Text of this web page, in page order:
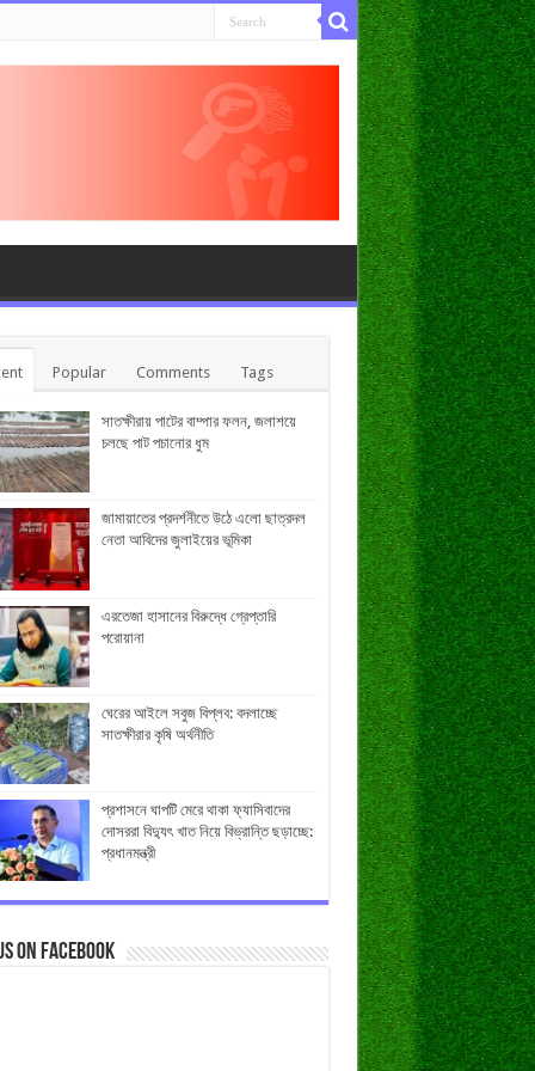
Popular Comments Tags
সাতক্ষীরায় পাটের বাম্পার ফলন, জলাশয়ে
চলছে পাট পচানোর ধুম
জামায়াতের প্রদর্শনীতে উঠে এলো ছাত্রদল
নেতা আবিদের জুলাইয়ের ভূমিকা
এরতেজা হাসানের বিরুদ্ধে গ্রেপ্তারি
পরোয়ানা
ঘেরের আইলে সবুজ বিপ্লব: বদলাচ্ছে
সাতক্ষীরার কৃষি অর্থনীতি
প্রশাসনে ঘাপটি মেরে থাকা ফ্যাসিবাদের
দোসররা বিদ্যুৎ খাত নিয়ে বিভ্রান্তি ছড়াচ্ছে:
প্রধানমন্ত্রী
on Facebook